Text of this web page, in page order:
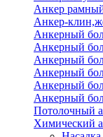
Анкер
Анкер-
Анкерный
Анкерный
Анкерный
Анкерный
Анкерный
Анкерный
Потолочный
Химический